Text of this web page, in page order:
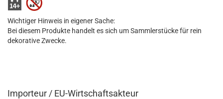
Wichtiger Hinweis in eigener Sache:
Bei diesem Produkte handelt es sich um Sammlerstücke für rein
dekorative Zwecke.
Importeur / EU-Wirtschaftsakteur